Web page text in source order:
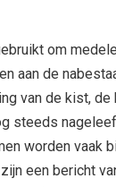
om
aan de
van de kist,
steeds
worden vaak
een bericht